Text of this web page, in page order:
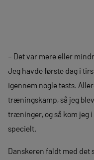
– Det var mere eller
Jeg havde første dag i
igennem nogle tests.
træningskamp, så jeg
træninger, og så kom jeg
specielt.
Danskeren faldt med det